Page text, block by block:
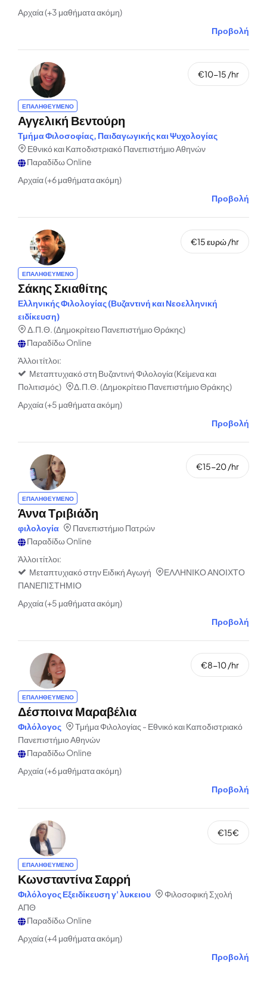
Αρχαία (+3 μαθήματα ακόμη)
Προβολή
ΕΠΑΛΗΘΕΥΜΕΝΟ
Αγγελική Βεντούρη
Τμήμα Φιλοσοφίας, Παιδαγωγικής και Ψυχολογίας
Εθνικό και Καποδιστριακό Πανεπιστήμιο Αθηνών
Παραδίδω Online
Αρχαία (+6 μαθήματα ακόμη)
Προβολή
€10-15 /hr
ΕΠΑΛΗΘΕΥΜΕΝΟ
Σάκης Σκιαθίτης
Ελληνικής Φιλολογίας (Βυζαντινή και Νεοελληνική
ειδίκευση)
Δ.Π.Θ. (Δημοκρίτειο Πανεπιστήμιο Θράκης)
Παραδίδω Online
Άλλοι τίτλοι:
Μεταπτυχιακό στη Βυζαντινή Φιλολογία (Κείμενα και
Πολιτισμός)
Δ.Π.Θ. (Δημοκρίτειο Πανεπιστήμιο Θράκης)
Αρχαία (+5 μαθήματα ακόμη)
Προβολή
€15 ευρώ /hr
ΕΠΑΛΗΘΕΥΜΕΝΟ
Άννα Τριβιάδη
φιλολογία
Πανεπιστήμιο Πατρών
Παραδίδω Online
Άλλοι τίτλοι:
Μεταπτυχιακό στην Ειδική Αγωγή
ΕΛΛΗΝΙΚΟ ΑΝΟΙΧΤΟ
ΠΑΝΕΠΙΣΤΗΜΙΟ
Αρχαία (+5 μαθήματα ακόμη)
Προβολή
€15-20 /hr
ΕΠΑΛΗΘΕΥΜΕΝΟ
Δέσποινα Μαραβέλια
Φιλόλογος
Τμήμα Φιλολογίας - Εθνικό και Καποδιστριακό
Πανεπιστήμιο Αθηνών
Παραδίδω Online
Αρχαία (+6 μαθήματα ακόμη)
Προβολή
€8-10 /hr
ΕΠΑΛΗΘΕΥΜΕΝΟ
Κωνσταντίνα Σαρρή
Φιλόλογος Εξειδίκευση γ' λυκειου
Φιλοσοφική Σχολή
ΑΠΘ
Παραδίδω Online
Αρχαία (+4 μαθήματα ακόμη)
Προβολή
€15€